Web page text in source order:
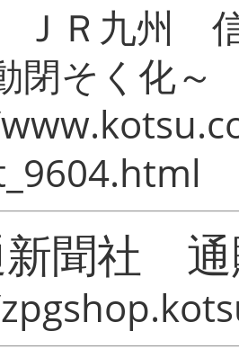
Ｒ九州 信
閉そく化～
新聞社